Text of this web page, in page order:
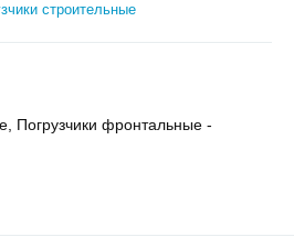
строительные
Погрузчики фронтальные -